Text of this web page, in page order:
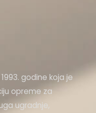
godine koja je
opreme za
ugradnje,